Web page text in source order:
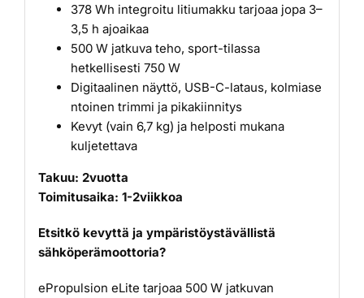
378 Wh integroitu litiumakku tarjoaa jopa 3–
3,5 h ajoaikaa
500 W jatkuva teho, sport-tilassa
hetkellisesti 750 W
Digitaalinen näyttö, USB-C-lataus, kolmiase
ntoinen trimmi ja pikakiinnitys
Kevyt (vain 6,7 kg) ja helposti mukana
kuljetettava
Takuu: 2vuotta
Toimitusaika: 1-2viikkoa
Etsitkö kevyttä ja ympäristöystävällistä
sähköperämoottoria?
ePropulsion eLite tarjoaa 500 W jatkuvan